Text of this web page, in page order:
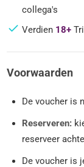
collega's
Verdien 18+
Voorwaarden
De voucher is
Reserveren:
reserveer
De voucher is